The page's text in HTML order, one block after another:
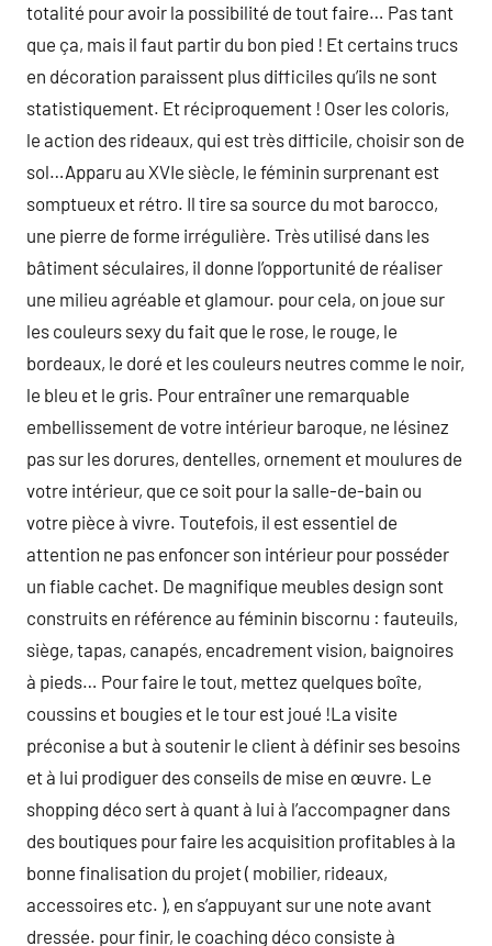
totalité pour avoir la possibilité de tout faire… Pas tant
que ça, mais il faut partir du bon pied ! Et certains trucs
en décoration paraissent plus difficiles qu’ils ne sont
statistiquement. Et réciproquement ! Oser les coloris,
le action des rideaux, qui est très difficile, choisir son de
sol…Apparu au XVIe siècle, le féminin surprenant est
somptueux et rétro. Il tire sa source du mot barocco,
une pierre de forme irrégulière. Très utilisé dans les
bâtiment séculaires, il donne l’opportunité de réaliser
une milieu agréable et glamour. pour cela, on joue sur
les couleurs sexy du fait que le rose, le rouge, le
bordeaux, le doré et les couleurs neutres comme le noir,
le bleu et le gris. Pour entraîner une remarquable
embellissement de votre intérieur baroque, ne lésinez
pas sur les dorures, dentelles, ornement et moulures de
votre intérieur, que ce soit pour la salle-de-bain ou
votre pièce à vivre. Toutefois, il est essentiel de
attention ne pas enfoncer son intérieur pour posséder
un fiable cachet. De magnifique meubles design sont
construits en référence au féminin biscornu : fauteuils,
siège, tapas, canapés, encadrement vision, baignoires
à pieds… Pour faire le tout, mettez quelques boîte,
coussins et bougies et le tour est joué !La visite
préconise a but à soutenir le client à définir ses besoins
et à lui prodiguer des conseils de mise en œuvre. Le
shopping déco sert à quant à lui à l’accompagner dans
des boutiques pour faire les acquisition profitables à la
bonne finalisation du projet ( mobilier, rideaux,
accessoires etc. ), en s’appuyant sur une note avant
dressée. pour finir, le coaching déco consiste à